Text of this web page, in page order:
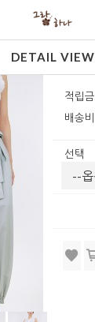
DETAIL VIEW
적립금
배송비
선택